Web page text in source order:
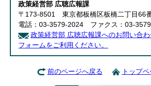
政策経営部 広聴広報課
〒173-8501 東京都板橋区板橋二丁目66
電話：03-3579-2024 ファクス：03-
政策経営部 広聴広報課へのお問い合
フォームをご利用ください。
前のページへ戻る トップ